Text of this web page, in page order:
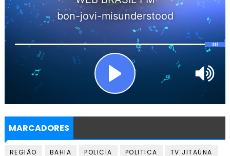
MARCADORES
REGIÃO BAHIA POLICIA POLITICA
TV JITAÚNA